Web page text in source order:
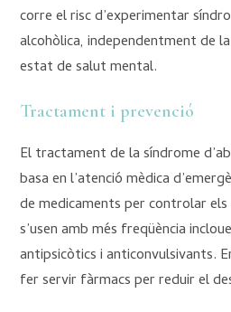
corre el risc d’experimentar
alcohòlica, independentment de
estat de salut mental.
Tractament i prevenció
El tractament de la síndrome
basa en l’atenció mèdica
de medicaments per controlar
s’usen amb més freqüència
antipsicòtics i anticonvulsivants.
fer servir fàrmacs per reduir el